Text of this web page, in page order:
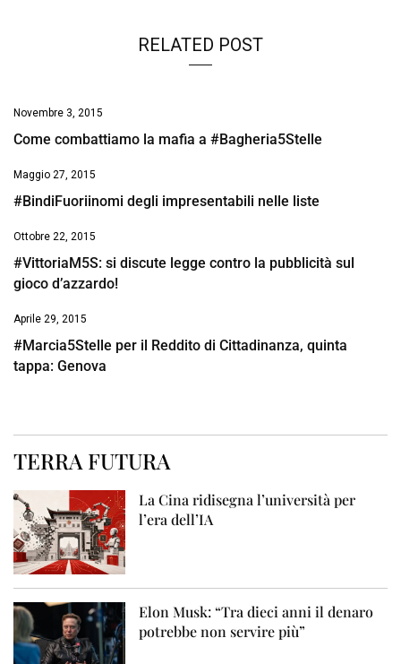
RELATED POST
Novembre 3, 2015
Come combattiamo la mafia a #Bagheria5Stelle
Maggio 27, 2015
#BindiFuoriinomi degli impresentabili nelle liste
Ottobre 22, 2015
#VittoriaM5S: si discute legge contro la pubblicità sul
gioco d’azzardo!
Aprile 29, 2015
#Marcia5Stelle per il Reddito di Cittadinanza, quinta
tappa: Genova
TERRA FUTURA
La Cina ridisegna l’università per
l’era dell’IA
Elon Musk: “Tra dieci anni il denaro
potrebbe non servire più”